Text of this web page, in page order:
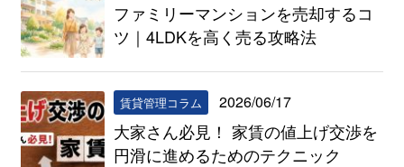
ファミリーマンションを売却するコ
ツ｜4LDKを高く売る攻略法
賃貸管理コラム 2026/06/17
大家さん必見！ 家賃の値上げ交渉を
円滑に進めるためのテクニック